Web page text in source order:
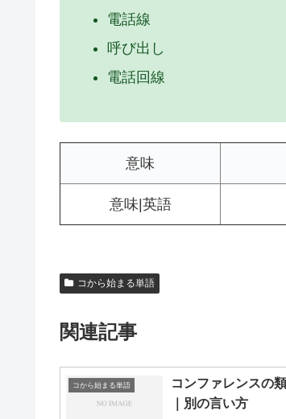
電話線
呼び出し
電話回線
意味
意味|英語
コから始まる単語
関連記事
コから始まる単語
コンファレンスの
｜別の言い方